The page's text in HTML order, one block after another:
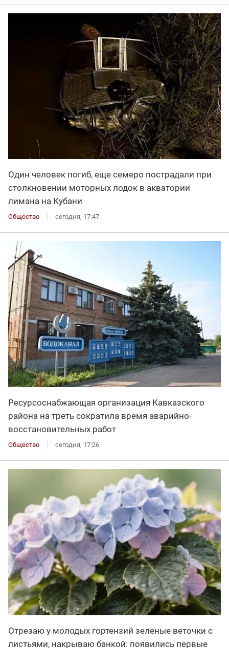
Один человек погиб, еще семеро пострадали при
столкновении моторных лодок в акватории
лимана на Кубани
Общество сегодня, 17:47
Ресурсоснабжающая организация Кавказского
района на треть сократила время аварийно-
восстановительных работ
Общество сегодня, 17:26
Отрезаю у молодых гортензий зеленые веточки с
листьями, накрываю банкой: появились первые